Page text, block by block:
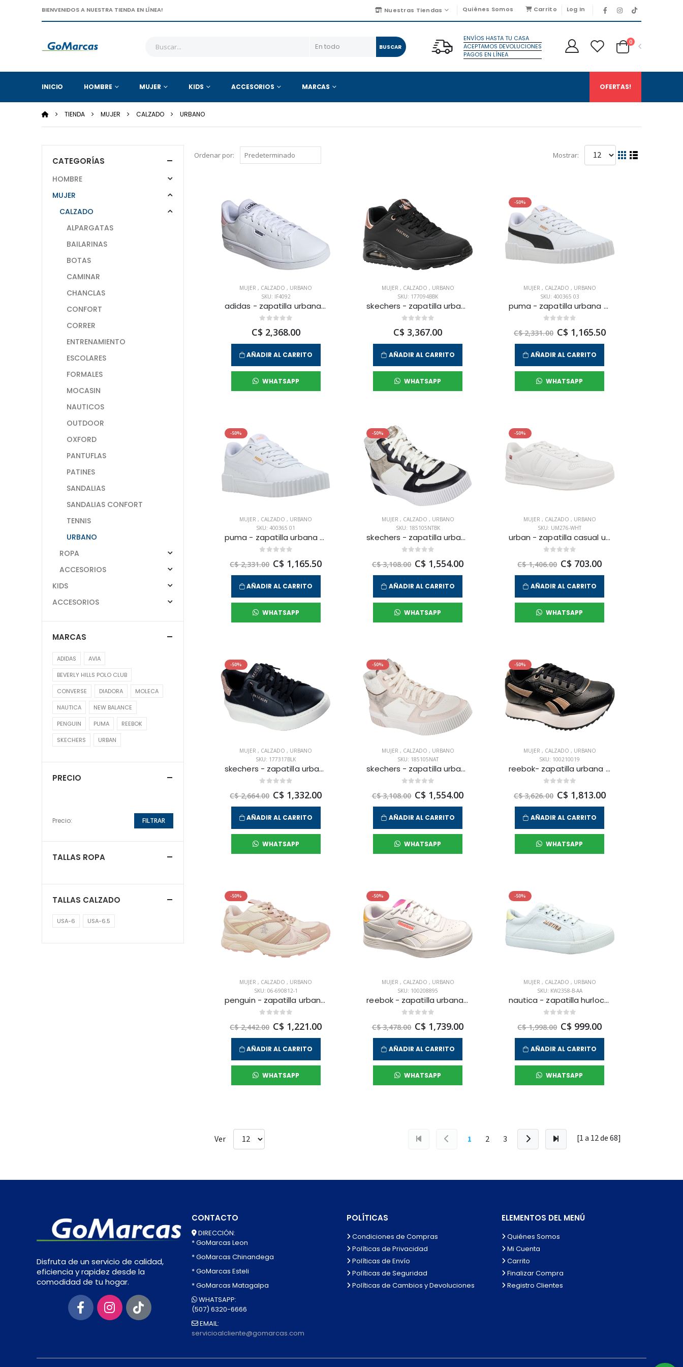
BIENVENIDOS A NUESTRA TIENDA EN LÍNEA! Nuestras Tiendas Quiénes Somos Carrito Log In
BUSCAR
ENVÍOS HASTA TU CASA
ACEPTAMOS DEVOLUCIONES
PAGOS EN LÍNEA
0
INICIO HOMBRE MUJER KIDS ACCESORIOS MARCAS OFERTAS!
TIENDA MUJER CALZADO URBANO
Ordenar por: Mostrar:
MUJER, CALZADO, URBANO
SKU: IF4092
adidas - zapatilla urbana urban court wpara mujer
C$ 2,368.00
AÑADIR AL CARRITO
WHATSAPP
MUJER , CALZADO , URBANO
SKU: 177094BBK
skechers - zapatilla urbana uno para mujer
C$ 3,367.00
AÑADIR AL CARRITO
WHATSAPP
-50%
MUJER , CALZADO , URBANO
SKU: 400365 03
puma - zapatilla urbana carina 3.0 para mujer
C$ 2,331.00 C$ 1,165.50
AÑADIR AL CARRITO
WHATSAPP
-50%
MUJER, CALZADO, URBANO
SKU: 400365 01
puma - zapatilla urbana carina 3.0 para mujer
C$ 2,331.00 C$ 1,165.50
AÑADIR AL CARRITO
WHATSAPP
-50%
MUJER , CALZADO , URBANO
SKU: 185105NTBK
skechers - zapatilla urbana jade-bit of glamour para mujer
C$ 3,108.00 C$ 1,554.00
AÑADIR AL CARRITO
WHATSAPP
-50%
MUJER , CALZADO , URBANO
SKU: UM276-WHT
urban - zapatilla casual um276 para mujer
C$ 1,406.00 C$ 703.00
AÑADIR AL CARRITO
WHATSAPP
-50%
MUJER, CALZADO, URBANO
SKU: 177317BLK
skechers - zapatilla urbana court break - mini glitzer para mujer
C$ 2,664.00 C$ 1,332.00
AÑADIR AL CARRITO
WHATSAPP
-50%
MUJER , CALZADO , URBANO
SKU: 185105NAT
skechers - zapatilla urbana jade - bitof glamour para mujer
C$ 3,108.00 C$ 1,554.00
AÑADIR AL CARRITO
WHATSAPP
-50%
MUJER , CALZADO , URBANO
SKU: 100210019
reebok- zapatilla urbana glide ripple double para mujer
C$ 3,626.00 C$ 1,813.00
AÑADIR AL CARRITO
WHATSAPP
-50%
MUJER, CALZADO, URBANO
SKU: 06-690812-1
penguin - zapatilla urbana helis para mujer
C$ 2,442.00 C$ 1,221.00
AÑADIR AL CARRITO
WHATSAPP
-50%
MUJER , CALZADO , URBANO
SKU: 100208895
reebok - zapatilla urbana court advance para mujer
C$ 3,478.00 C$ 1,739.00
AÑADIR AL CARRITO
WHATSAPP
-50%
MUJER , CALZADO , URBANO
SKU: KW2358-B-AA
nautica - zapatilla hurlock para mujer
C$ 1,998.00 C$ 999.00
AÑADIR AL CARRITO
WHATSAPP
Ver 1 2 3 [1 a 12de68]
CATEGORÍAS
HOMBRE
MUJER
CALZADO
ALPARGATAS
BAILARINAS
BOTAS
CAMINAR
CHANCLAS
CONFORT
CORRER
ENTRENAMIENTO
ESCOLARES
FORMALES
MOCASIN
NAUTICOS
OUTDOOR
OXFORD
PANTUFLAS
PATINES
SANDALIAS
SANDALIAS CONFORT
TENNIS
URBANO
ROPA
ACCESORIOS
KIDS
ACCESORIOS
MARCAS
ADIDAS
AVIA
BEVERLY HILLS POLO CLUB
CONVERSE
DIADORA
MOLECA
NAUTICA
NEW BALANCE
PENGUIN
PUMA
REEBOK
SKECHERS
URBAN
PRECIO
Precio: FILTRAR
TALLAS ROPA
TALLAS CALZADO
USA-6 USA-6.5
Disfruta de un servicio de calidad,
eficiencia y rapidez desde la
comodidad de tu hogar.
CONTACTO
DIRECCIÓN:
* GoMarcas Leon
* GoMarcas Chinandega
* GoMarcas Esteli
* GoMarcas Matagalpa
WHATSAPP:
(507) 6320-6666
EMAIL:
servicioalcliente@gomarcas.com
POLÍTICAS
Condiciones de Compras
Políticas de Privacidad
Políticas de Envío
Políticas de Seguridad
Políticas de Cambios y Devoluciones
ELEMENTOS DEL MENÚ
Quiénes Somos
Mi Cuenta
Carrito
Finalizar Compra
Registro Clientes